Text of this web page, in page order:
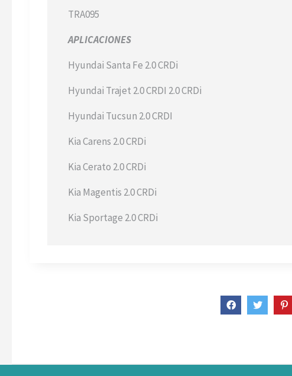
TRA095
APLICACIONES
Hyundai Santa Fe 2.0 CRDi
Hyundai Trajet 2.0 CRDI 2.0 CRDi
Hyundai Tucsun 2.0 CRDI
Kia Carens 2.0 CRDi
Kia Cerato 2.0 CRDi
Kia Magentis 2.0 CRDi
Kia Sportage 2.0 CRDi